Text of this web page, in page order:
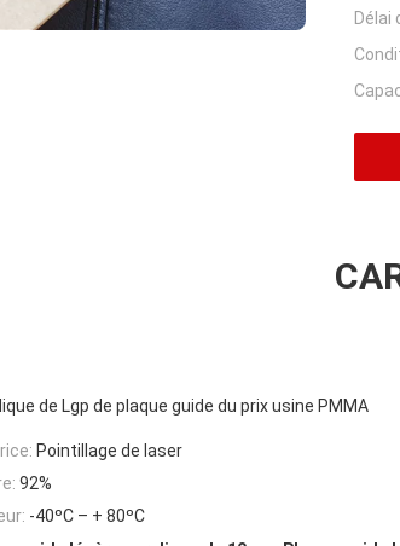
Délai
de Lgp de plaque guide du prix usine PMMA
Pointillage de laser
92%
-40ºC – + 80ºC